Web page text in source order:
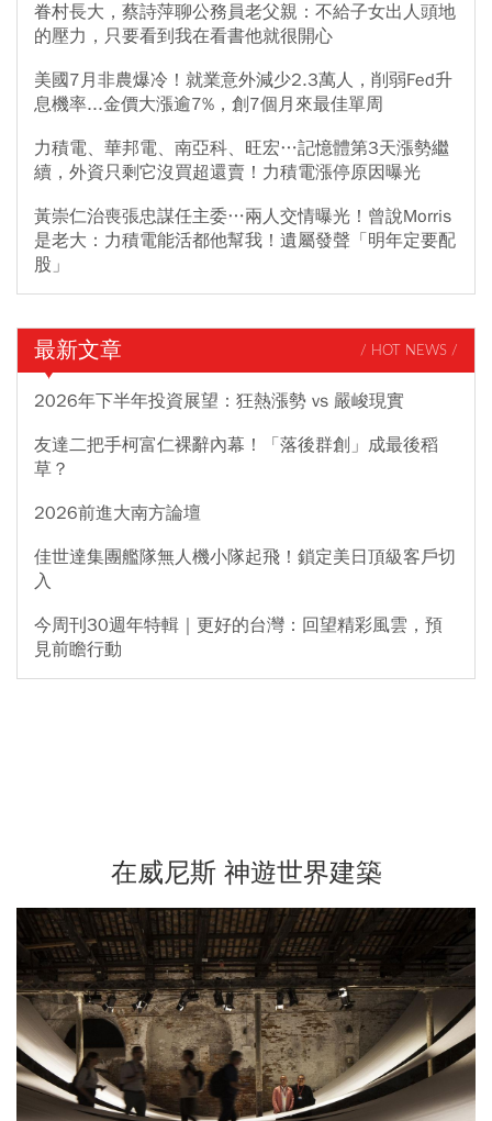
眷村長大，蔡詩萍聊公務員老父親：不給子女出人頭地
的壓力，只要看到我在看書他就很開心
美國7月非農爆冷！就業意外減少2.3萬人，削弱Fed升
息機率...金價大漲逾7%，創7個月來最佳單周
力積電、華邦電、南亞科、旺宏…記憶體第3天漲勢繼
續，外資只剩它沒買超還賣！力積電漲停原因曝光
黃崇仁治喪張忠謀任主委…兩人交情曝光！曾說Morris
是老大：力積電能活都他幫我！遺屬發聲「明年定要配
股」
最新文章 / HOT NEWS /
2026年下半年投資展望：狂熱漲勢 vs 嚴峻現實
友達二把手柯富仁裸辭內幕！「落後群創」成最後稻
草？
2026前進大南方論壇
佳世達集團艦隊無人機小隊起飛！鎖定美日頂級客戶切
入
今周刊30週年特輯｜更好的台灣：回望精彩風雲，預
見前瞻行動
在威尼斯 神遊世界建築